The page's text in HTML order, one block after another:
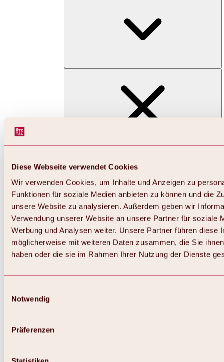
Diese Webseite verwendet Cookies
Wir verwenden Cookies, um Inhalte und Anzeigen zu
Funktionen für soziale Medien anbieten zu können und die
unsere Website zu analysieren. Außerdem geben wir
Verwendung unserer Website an unsere Partner für soziale
Werbung und Analysen weiter. Unsere Partner führen diese
möglicherweise mit weiteren Daten zusammen, die Sie
haben oder die sie im Rahmen Ihrer Nutzung der Dienste
Notwendig
Präferenzen